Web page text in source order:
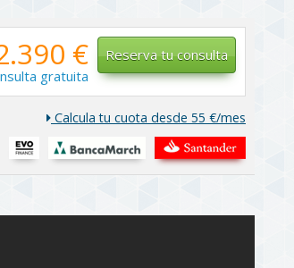
€
gratuita
Reserva tu consulta
Calcula tu cuota desde 55 €/mes